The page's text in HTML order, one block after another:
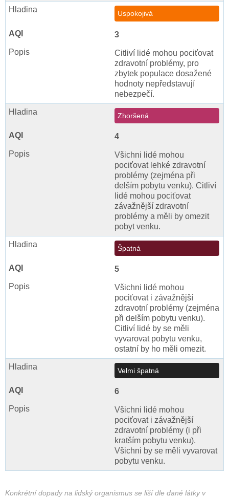
Uspokojivá
3
Citliví lidé mohou pociťovat
zdravotní problémy, pro
zbytek populace dosažené
hodnoty nepředstavují
nebezpečí.
Zhoršená
4
Všichni lidé mohou
pociťovat lehké zdravotní
problémy (zejména při
delším pobytu venku). Citliví
lidé mohou pociťovat
závažnější zdravotní
problémy a měli by omezit
pobyt venku.
Špatná
5
Všichni lidé mohou
pociťovat i závažnější
zdravotní problémy (zejména
při delším pobytu venku).
Citliví lidé by se měli
vyvarovat pobytu venku,
ostatní by ho měli omezit.
Velmi špatná
6
Všichni lidé mohou
pociťovat i závažnější
zdravotní problémy (i při
kratším pobytu venku).
Všichni by se měli vyvarovat
pobytu venku.
Konkrétní dopady na lidský organismus se liší dle dané látky v